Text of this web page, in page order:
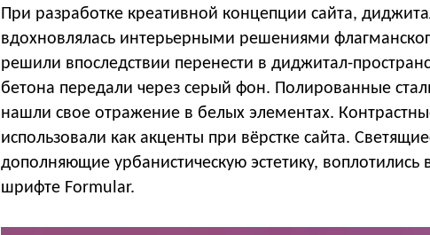
При разработке креативной концепции сайта,
вдохновлялась интерьерными решениями
решили впоследствии перенести в диджитал-
бетона передали через серый фон. Полированные
нашли свое отражение в белых элементах.
использовали как акценты при вёрстке сайта.
дополняющие урбанистическую эстетику, воплотились
шрифте Formular.